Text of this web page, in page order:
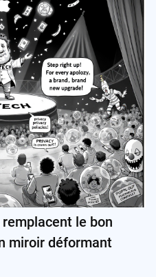
le bon
miroir déformant